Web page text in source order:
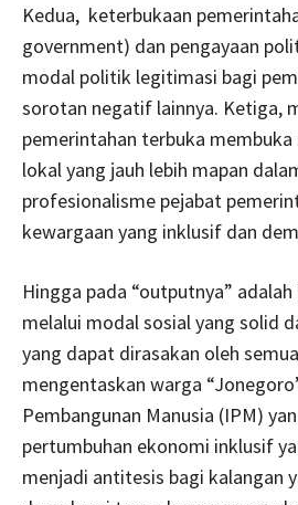
Kedua, keterbukaan
government) dan pengayaan
modal politik legitimasi bagi
sorotan negatif lainnya. Ketiga,
pemerintahan terbuka
lokal yang jauh lebih mapan
profesionalisme pejabat
kewargaan yang inklusif dan
Hingga pada “outputnya”
melalui modal sosial yang solid
yang dapat dirasakan oleh
mengentaskan warga
Pembangunan Manusia (IPM)
pertumbuhan ekonomi inklusif
menjadi antitesis bagi kalangan